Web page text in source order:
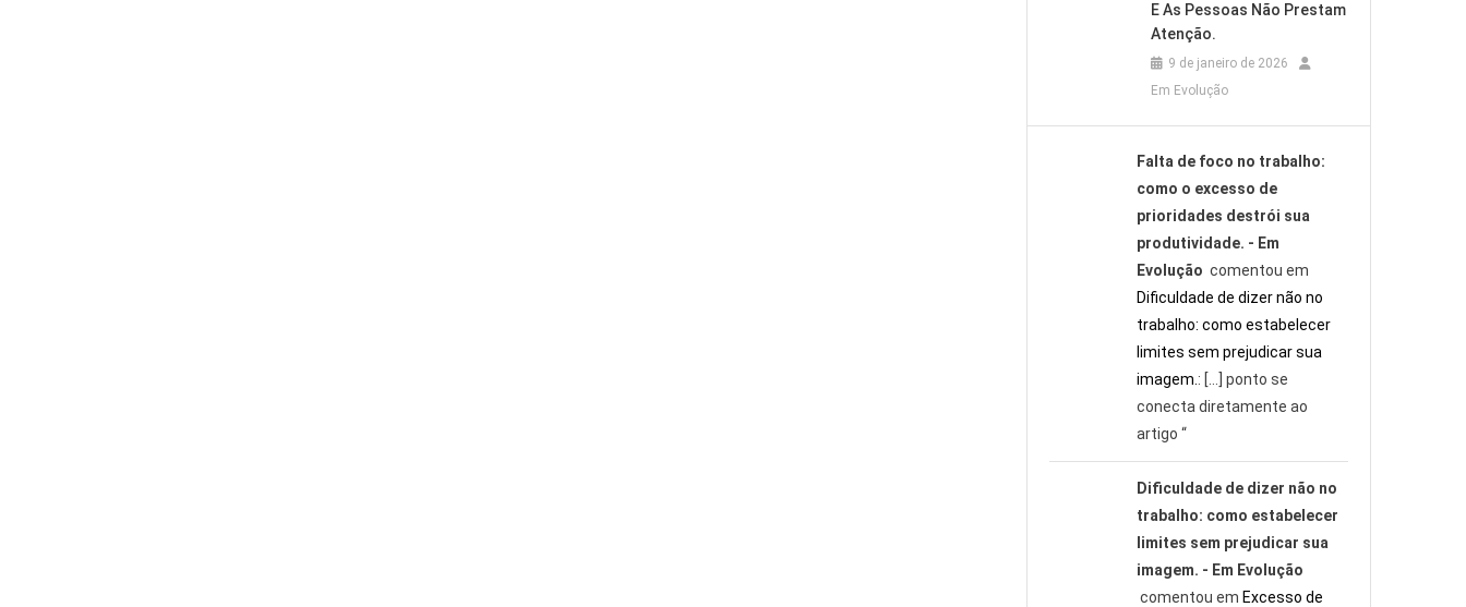
E As Pessoas Não Prestam
Atenção.
9 de janeiro de 2026
Em Evolução
Falta de foco no trabalho:
como o excesso de
prioridades destrói sua
produtividade. - Em
Evolução comentou em
Dificuldade de dizer não no
trabalho: como estabelecer
limites sem prejudicar sua
imagem. : […] ponto se
conecta diretamente ao
artigo “
Dificuldade de dizer não no
trabalho: como estabelecer
limites sem prejudicar sua
imagem. - Em Evolução
comentou em Excesso de